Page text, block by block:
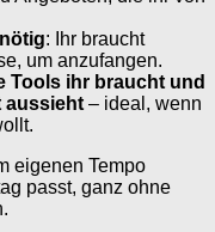
: Ihr braucht
um anzufangen.
Tools ihr braucht und
aussieht – ideal, wenn
eigenen Tempo
passt, ganz ohne